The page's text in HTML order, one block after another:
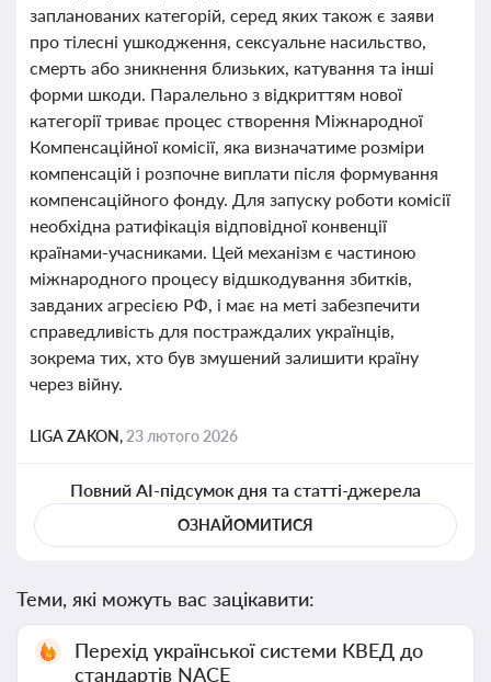
запланованих категорій, серед яких також є заяви
про тілесні ушкодження, сексуальне насильство,
смерть або зникнення близьких, катування та інші
форми шкоди. Паралельно з відкриттям нової
категорії триває процес створення Міжнародної
Компенсаційної комісії, яка визначатиме розміри
компенсацій і розпочне виплати після формування
компенсаційного фонду. Для запуску роботи комісії
необхідна ратифікація відповідної конвенції
країнами-учасниками. Цей механізм є частиною
міжнародного процесу відшкодування збитків,
завданих агресією РФ, і має на меті забезпечити
справедливість для постраждалих українців,
зокрема тих, хто був змушений залишити країну
через війну.
LIGA ZAKON, 23 лютого 2026
Повний AI-підсумок дня та статті-джерела
ОЗНАЙОМИТИСЯ
Теми, які можуть вас зацікавити:
Перехід української системи КВЕД до
стандартів NACE